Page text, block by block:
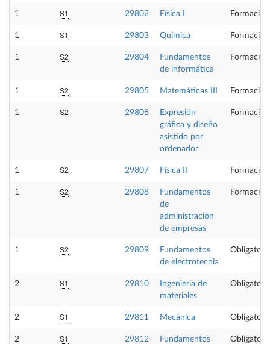
1 S1 29802 Física I
1 S1 29803 Química
1 S2 29804
Fundamentos
de informática
1 S2 29805 Matemáticas III
1 S2 29806
Expresión
gráfica y diseño
asistido por
ordenador
1 S2 29807 Física II
1 S2 29808
Fundamentos
de
administración
de empresas
1 S2 29809
Fundamentos
de electrotecnia
Obligatoria
2 S1 29810
Ingeniería de
materiales
Obligatoria
2 S1 29811 Mecánica Obligatoria
2 S1 29812 Fundamentos Obligatoria